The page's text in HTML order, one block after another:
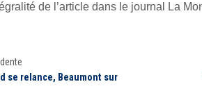
de l’article dans le journal La
se relance, Beaumont sur